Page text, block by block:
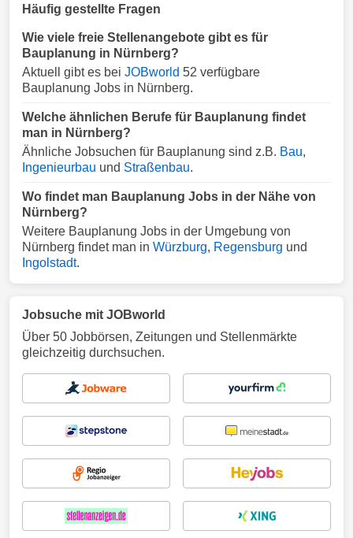
Häufig gestellte Fragen
Wie viele freie Stellenangebote gibt es für
Bauplanung in Nürnberg?
Aktuell gibt es bei JOBworld 52 verfügbare
Bauplanung Jobs in Nürnberg.
Welche ähnlichen Berufe für Bauplanung findet
man in Nürnberg?
Ähnliche Jobsuchen für Bauplanung sind z.B. Bau,
Ingenieurbau und Straßenbau.
Wo findet man Bauplanung Jobs in der Nähe von
Nürnberg?
Weitere Bauplanung Jobs in der Umgebung von
Nürnberg findet man in Würzburg, Regensburg und
Ingolstadt.
Jobsuche mit JOBworld
Über 50 Jobbörsen, Zeitungen und Stellenmärkte
gleichzeitig durchsuchen.